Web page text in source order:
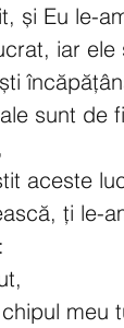
și Eu le-
iar ele
sunt de
aceste
ți le-
meu